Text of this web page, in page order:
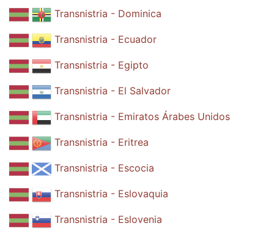
Transnistria - Dominica
Transnistria - Ecuador
Transnistria - Egipto
Transnistria - El Salvador
Transnistria - Emiratos Árabes Unidos
Transnistria - Eritrea
Transnistria - Escocia
Transnistria - Eslovaquia
Transnistria - Eslovenia